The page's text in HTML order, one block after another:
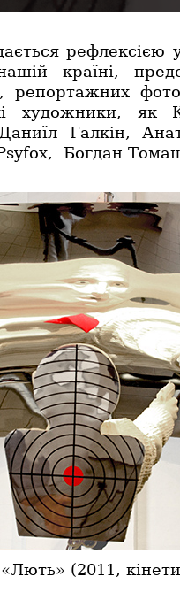
рефлексією
країні,
репортажних
художники, як
Галкін,
Богдан
(2011,